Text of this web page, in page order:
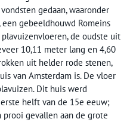
gedaan, waaronder
gebeeldhouwd Romeins
de oudste uit
10,11 meter lang en 4,60
uit helder rode stenen,
van Amsterdam is. De vloer
Dit huis werd
helft van de 15e eeuw;
gevallen aan de grote